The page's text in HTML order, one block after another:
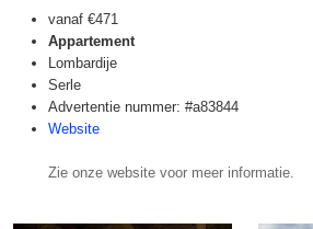
vanaf €471
Appartement
Lombardije
Serle
Advertentie nummer: #a83844
Website
Zie onze website voor meer informatie.